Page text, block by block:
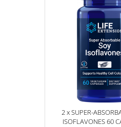
2 x SUPER-
ISOFLAVONES 60